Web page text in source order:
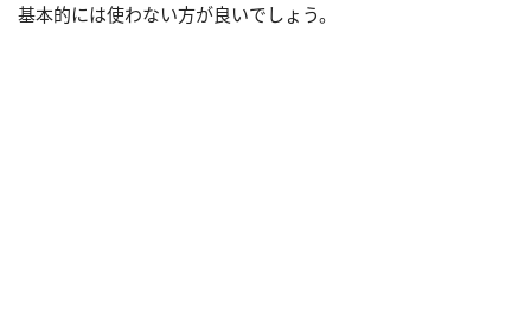
基本的には使わない方が良いでしょう。